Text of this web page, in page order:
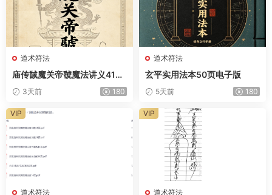
道术符法
庙传馘魔关帝虢魔法讲义41页
电子版
3天前 180
道术符法
玄平实用法本50页电子版
5天前 180
道术符法
VIP
道术符法
VIP